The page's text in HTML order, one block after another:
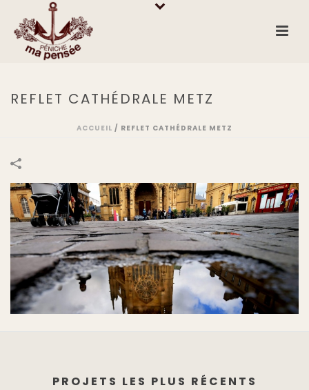
REFLET CATHÉDRALE METZ
ACCUEIL / REFLET CATHÉDRALE METZ
PROJETS LES PLUS RÉCENTS